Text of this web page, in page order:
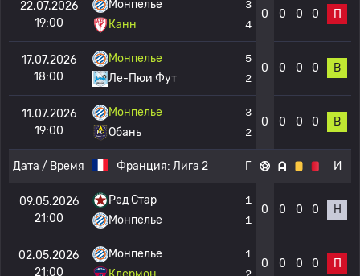
22.07.2026
19:00
Монпелье
Канн
3
4
0 0 0 0 П
17.07.2026
18:00
Монпелье
Ле-Пюи Фут
5
2
0 0 0 0 В
11.07.2026
19:00
Монпелье
Обань
3
2
0 0 0 0 В
Дата / Время Франция: Лига 2 Г И
09.05.2026
21:00
Ред Стар
Монпелье
1
1
0 0 0 0 Н
02.05.2026
21:00
Монпелье
1
0 0 0 0 П